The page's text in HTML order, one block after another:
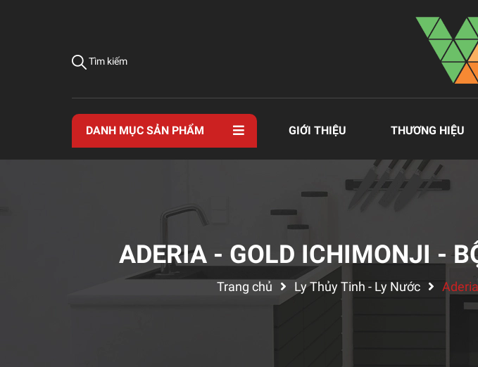
Tìm kiếm
DANH MỤC SẢN PHẨM GIỚI THIỆU THƯƠNG HIỆU
ADERIA - GOLD ICHIMONJI -
Trang chủ Ly Thủy Tinh - Ly Nước